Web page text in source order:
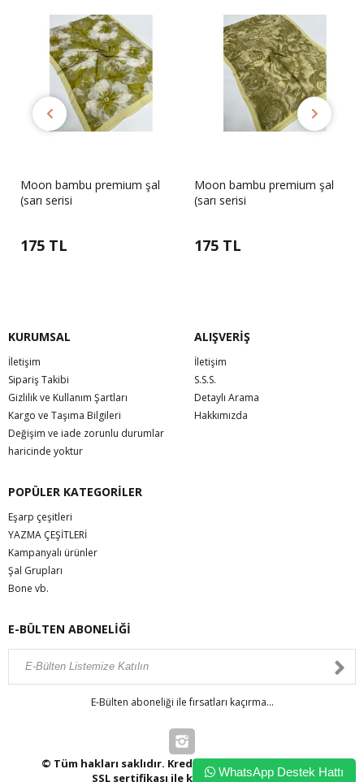
Moon bambu premium şal
(sarı serisi
175 TL
Moon bambu premium şal
(sarı serisi
175 TL
KURUMSAL
İletişim
Sipariş Takibi
Gizlilik ve Kullanım Şartları
Kargo ve Taşıma Bilgileri
Değişim ve iade zorunlu durumlar
haricinde yoktur
ALIŞVERİŞ
İletişim
S.S.S.
Detaylı Arama
Hakkımızda
POPÜLER KATEGORİLER
Eşarp çeşitleri
YAZMA ÇEŞİTLERİ
Kampanyalı ürünler
Şal Grupları
Bone vb.
E-BÜLTEN ABONELİĞİ
E-Bülten aboneliği ile fırsatları kaçırma...
© Tüm hakları saklıdır. Kredi kartı bilgileriniz 256bit
SSL sertifikası ile korunmaktadır.WhatsApp Destek Hattı